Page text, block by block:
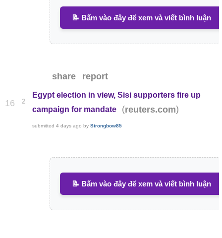
📝 Bấm vào đây để xem và viết bình luận
share report
16 2
Egypt election in view, Sisi supporters fire up
campaign for mandate
(reuters.com)
submitted4 days ago byStrongbow85
📝 Bấm vào đây để xem và viết bình luận